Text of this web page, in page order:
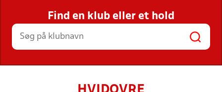
STILLINGER, RESULTATER, KLUBBER OG
HOLD
Find en klub eller et hold